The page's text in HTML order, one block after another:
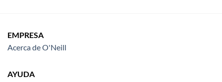
EMPRESA
Acerca de O'Neill
AYUDA